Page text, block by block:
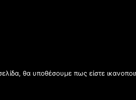
θα υποθέσουμε πως είστε